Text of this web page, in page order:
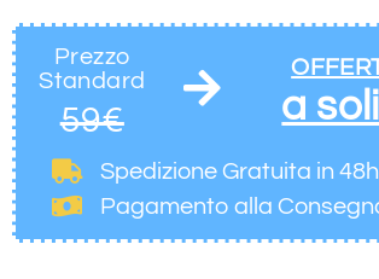
Prezzo
Standard
59€ a
Spedizione Gratuita in 48h
Pagamento alla